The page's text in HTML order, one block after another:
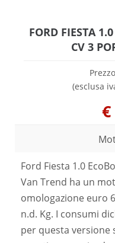
FORD FIESTA
CV 3
(esclusa
€
Ford Fiesta 1.0
Van Trend ha un
omologazione euro
n.d. Kg. I consumi
per questa versione